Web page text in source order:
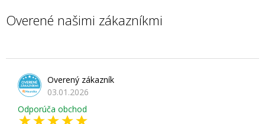
Overené našimi zákazníkmi
Overený zákazník
03.01.2026
Odporúča obchod